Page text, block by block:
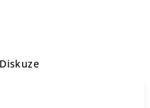
Diskuze